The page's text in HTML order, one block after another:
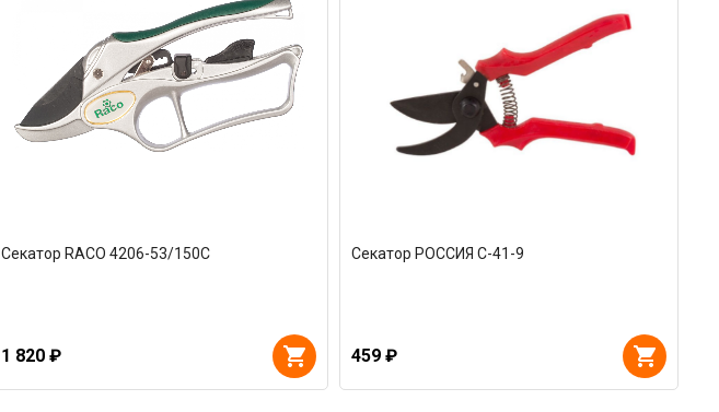
Секатор RACO 4206-53/150C
1 820 ₽
Секатор РОССИЯ С-41-9
459 ₽